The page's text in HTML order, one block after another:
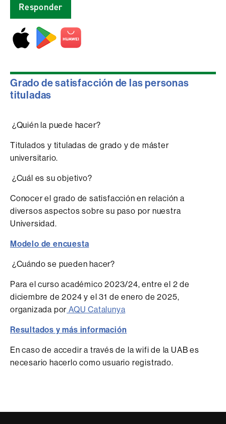
Responder
Grado de satisfacción de las personas
tituladas
¿Quién la puede hacer?
Titulados y tituladas de grado y de máster
universitario.
¿Cuál es su objetivo?
Conocer el grado de satisfacción en relación a
diversos aspectos sobre su paso por nuestra
Universidad.
Modelo de encuesta
¿Cuándo se pueden hacer?
Para el curso académico 2023/24, entre el 2 de
diciembre de 2024 y el 31 de enero de 2025,
organizada por AQU Catalunya
Resultados y más información
En caso de accedir a través de la wifi de la UAB es
necesario hacerlo como usuario registrado.